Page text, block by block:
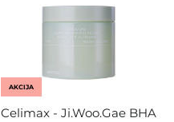
AKCIJA
Celimax - Ji.Woo.Gae BHA